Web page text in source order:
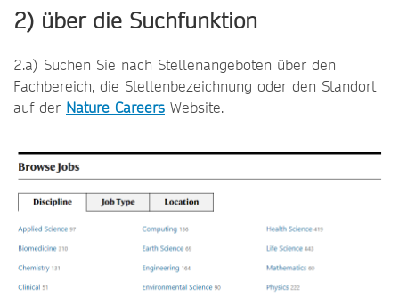
2) über die Suchfunktion
2.a) Suchen Sie nach Stellenangeboten über den
Fachbereich, die Stellenbezeichnung oder den Standort
auf der Nature Careers Website.